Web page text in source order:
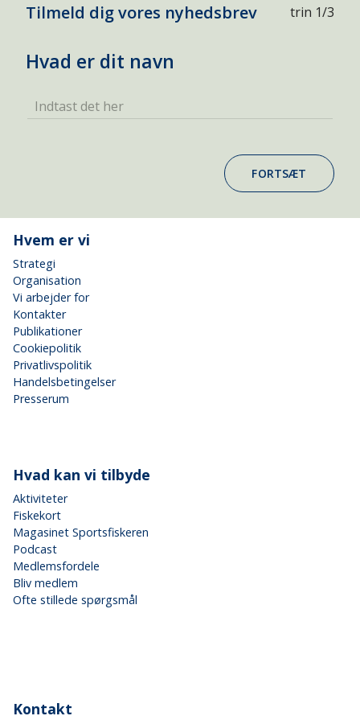
Tilmeld dig vores nyhedsbrev trin 1/3
Hvad er dit navn
Indtast det her
FORTSÆT
Hvem er vi
Strategi
Organisation
Vi arbejder for
Kontakter
Publikationer
Cookiepolitik
Privatlivspolitik
Handelsbetingelser
Presserum
Hvad kan vi tilbyde
Aktiviteter
Fiskekort
Magasinet Sportsfiskeren
Podcast
Medlemsfordele
Bliv medlem
Ofte stillede spørgsmål
Kontakt